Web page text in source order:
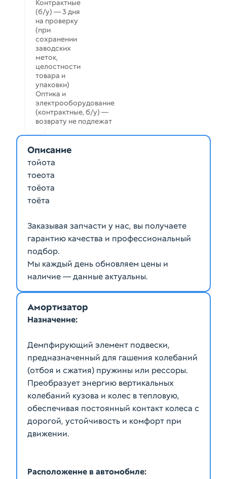
Контрактные
(б/у) — 3 дня
на проверку
(при
сохранении
заводских
меток,
целостности
товара и
упаковки)
Оптика и
электрооборудование
(контрактные, б/у) —
возврату не подлежат
Описание
тойота
тоеота
тоёота
тоёта
Заказывая запчасти у нас, вы получаете
гарантию качества и профессиональный
подбор.
Мы каждый день обновляем цены и
наличие — данные актуальны.
Амортизатор
Назначение:
Демпфирующий элемент подвески,
предназначенный для гашения колебаний
(отбоя и сжатия) пружины или рессоры.
Преобразует энергию вертикальных
колебаний кузова и колес в тепловую,
обеспечивая постоянный контакт колеса с
дорогой, устойчивость и комфорт при
Расположение в автомобиле: